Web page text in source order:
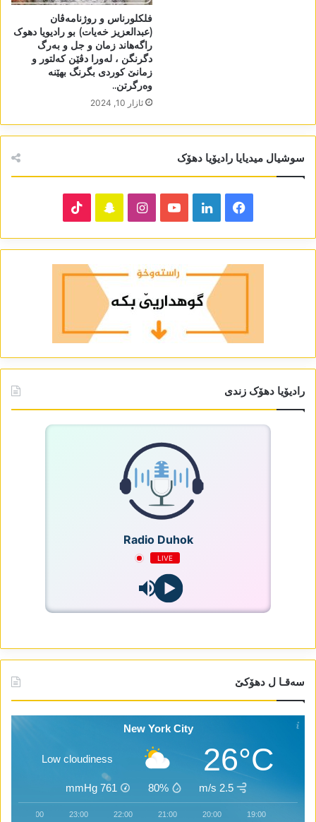
فلکلورناس و روژنامەڤان
(عبدالعزیز خەیات) بو رادیویا دھوک
راگەھاند زمان و جل و بەرگ
دگرنگن ، لەورا دڤێن کەلتور و
زمانێ کوردی بگرنگ بھێنە
وەرگرتن..
ئازار 10, 2024
سوشیال میدیایا رادیۆیا دھۆک
Facebook
LinkedIn
YouTube
Instagram
Snapchat
رادیۆیا دھۆک زندی
Radio Duhok
LIVE
سەقـا ل دھۆکێ
New York City
26°C
Low cloudiness
2.5 m/s
80%
761
mmHg
19:00
20:00
21:00
22:00
23:00
00:00